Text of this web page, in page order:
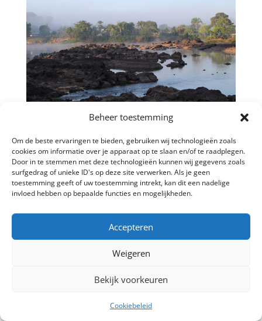
Beheer toestemming
Om de beste ervaringen te bieden, gebruiken wij technologieën zoals
cookies om informatie over je apparaat op te slaan en/of te raadplegen.
Door in te stemmen met deze technologieën kunnen wij gegevens zoals
surfgedrag of unieke ID's op deze site verwerken. Als je geen
toestemming geeft of uw toestemming intrekt, kan dit een nadelige
invloed hebben op bepaalde functies en mogelijkheden.
Accepteren
Weigeren
Bekijk voorkeuren
Cookiebeleid
Vakantie Suriname palmbomen→
©2024 Huren in Paramaribo | All Rights Reserved |
Dorff Design | Online Marketing
Bureau Suriname